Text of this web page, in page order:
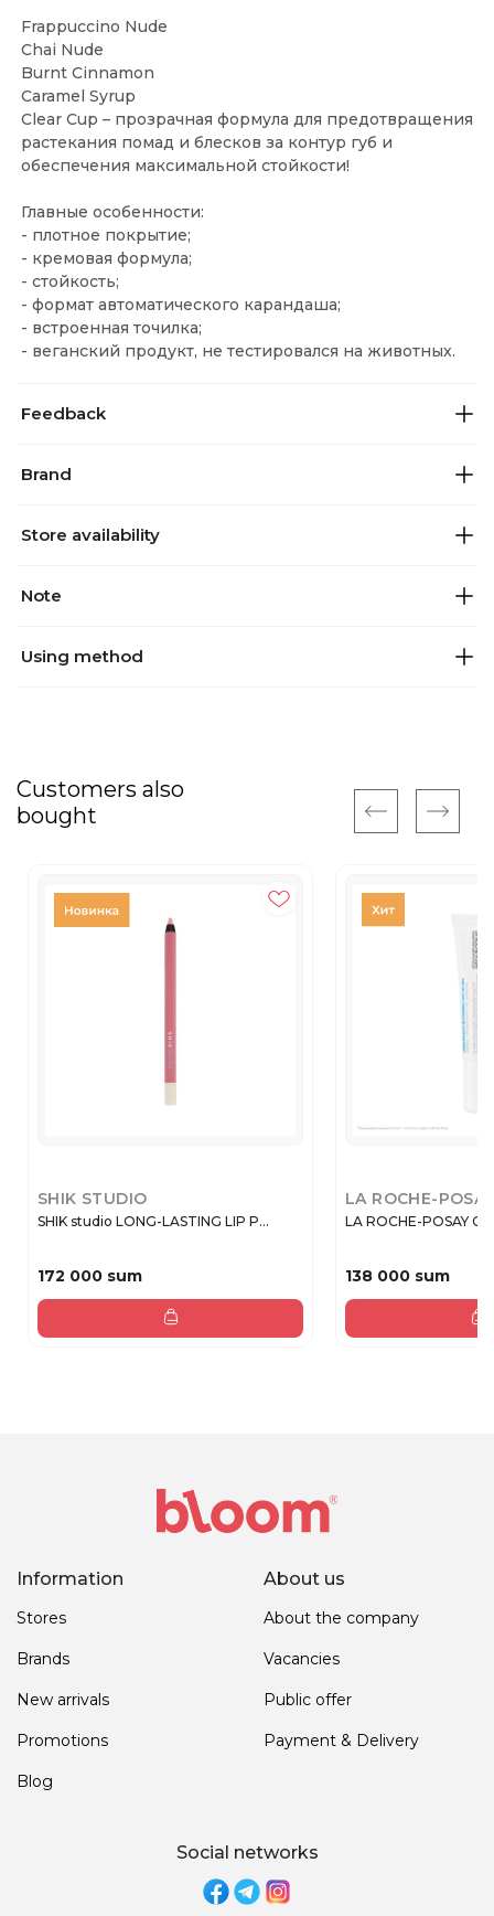
Frappuccino Nude
Chai Nude
Burnt Cinnamon
Caramel Syrup
Clear Cup – прозрачная формула для предотвращения
растекания помад и блесков за контур губ и
обеспечения максимальной стойкости!
Главные особенности:
- плотное покрытие;
- кремовая формула;
- стойкость;
- формат автоматического карандаша;
- встроенная точилка;
- веганский продукт, не тестировался на животных.
Feedback
Brand
Store availability
Note
Using method
Customers also
bought
SHIK STUDIO
SHIK studio LONG-LASTING LIP P...
172 000 sum
LA ROCHE-POSAY
LA ROCHE-POSAY
138 000 sum
Information
Stores
Brands
New arrivals
Promotions
Blog
About us
About the company
Vacancies
Public offer
Payment & Delivery
Social networks